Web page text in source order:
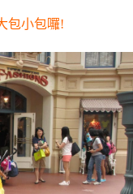
包小包囉!